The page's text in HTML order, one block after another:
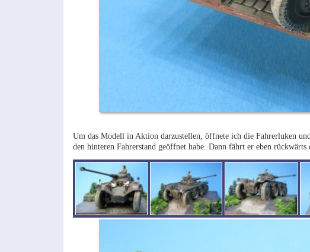
Um das Modell in Aktion darzustellen, öffnete ich die Fahrerluken
den hinteren Fahrerstand geöffnet habe. Dann fährt er eben